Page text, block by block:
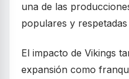
una de las
populares y
El impacto de Vikings
expansión como